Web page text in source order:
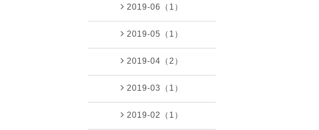
2019-06（1）
2019-05（1）
2019-04（2）
2019-03（1）
2019-02（1）